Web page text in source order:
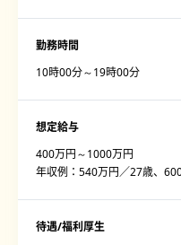
勤務時間
10時00分～19時00分
想定給与
400万円～1000万円
年収例：540万円／27歳、
待遇/福利厚生